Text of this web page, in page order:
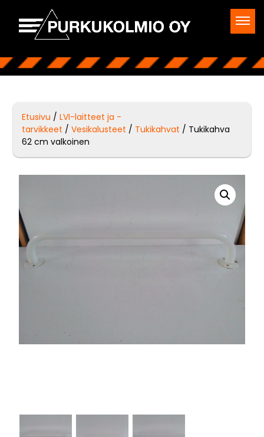
Etusivu /LVI-laitteet ja -
tarvikkeet /Vesikalusteet / Tukikahvat / Tukikahva
62 cm valkoinen